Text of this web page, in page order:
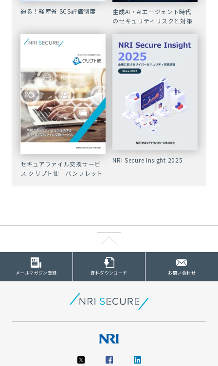
迫る！経産省 SCS評価制度
生成AI・AIエージェント時代
のセキュリティリスクと対策
セキュアファイル交換サービ
ス クリプト便 パンフレット
NRI Secure Insight 2025
メールマガジン登録 資料ダウンロード お問い合わせ